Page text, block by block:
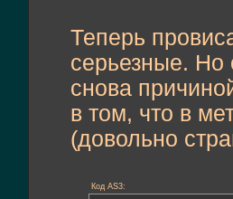
Теперь
серьезные. Но
снова
в том, что в
(довольно
Код AS3: